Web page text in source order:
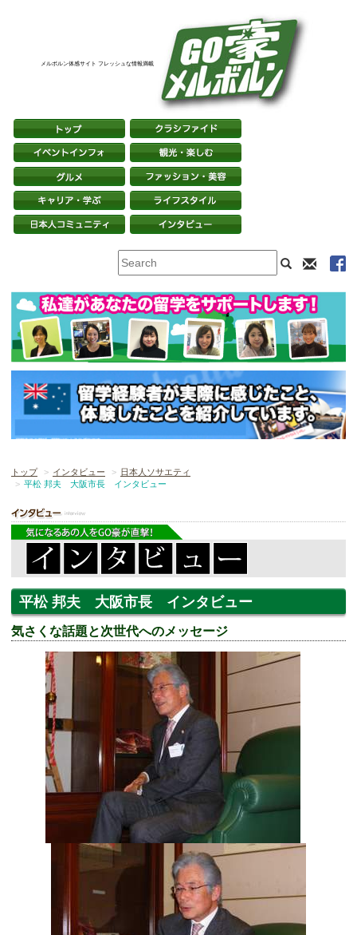
メルボルン体感サイト フレッシュな情報満載
トップ インタビュー
日本人ソサエティ
平松 邦夫 大阪市長 インタビュー
平松 邦夫 大阪市長 インタビュー
気さくな話題と次世代へのメッセージ